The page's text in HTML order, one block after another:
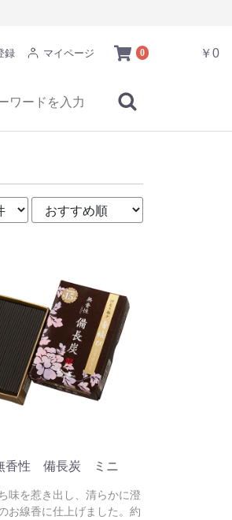
0 ￥0
録 マイページ
香性 備長炭 ミニ
味を惹き出し、清らかに澄
お線香に仕上げました。約